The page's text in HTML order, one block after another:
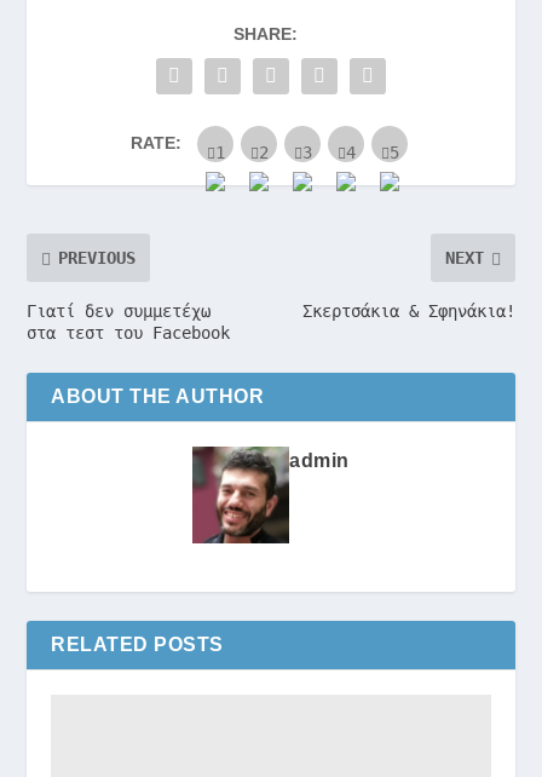
SHARE:
RATE:
PREVIOUS
Γιατί δεν συμμετέχω
στα τεστ του Facebook
NEXT
Σκερτσάκια & Σφηνάκια!
ABOUT THE AUTHOR
admin
RELATED POSTS